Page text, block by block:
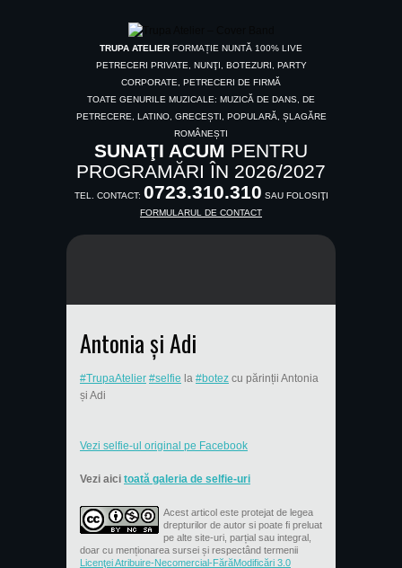
TRUPA ATELIER FORMAȚIE NUNTĂ 100% LIVE
PETRECERI PRIVATE, NUNŢI, BOTEZURI, PARTY
CORPORATE, PETRECERI DE FIRMĂ
TOATE GENURILE MUZICALE: MUZICĂ DE DANS, DE
PETRECERE, LATINO, GRECEȘTI, POPULARĂ, ȘLAGĂRE
ROMÂNEȘTI
SUNAŢI ACUM PENTRU
PROGRAMĂRI ÎN 2026/2027
TEL. CONTACT: 0723.310.310 SAU FOLOSIŢI
FORMULARUL DE CONTACT
Antonia și Adi
#TrupaAtelier #selfie la #botez cu părinții Antonia
și Adi
Vezi selfie-ul original pe Facebook
Vezi aici toată galeria de selfie-uri
Acest articol este protejat de legea
drepturilor de autor si poate fi preluat
pe alte site-uri, parțial sau integral,
doar cu menționarea sursei și respectând termenii
Licenţei Atribuire-Necomercial-FărăModificări 3.0